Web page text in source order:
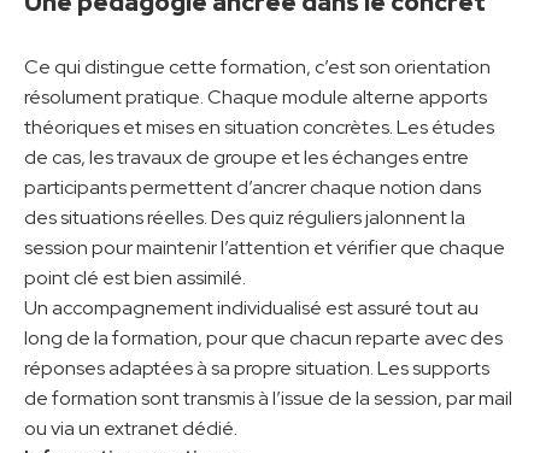
Ce qui distingue cette formation, c’est son orientation
résolument pratique. Chaque module alterne apports
théoriques et mises en situation concrètes. Les études
de cas, les travaux de groupe et les échanges entre
participants permettent d’ancrer chaque notion dans
des situations réelles. Des quiz réguliers jalonnent la
session pour maintenir l’attention et vérifier que chaque
point clé est bien assimilé.
Un accompagnement individualisé est assuré tout au
long de la formation, pour que chacun reparte avec des
réponses adaptées à sa propre situation. Les supports
de formation sont transmis à l’issue de la session, par mail
ou via un extranet dédié.